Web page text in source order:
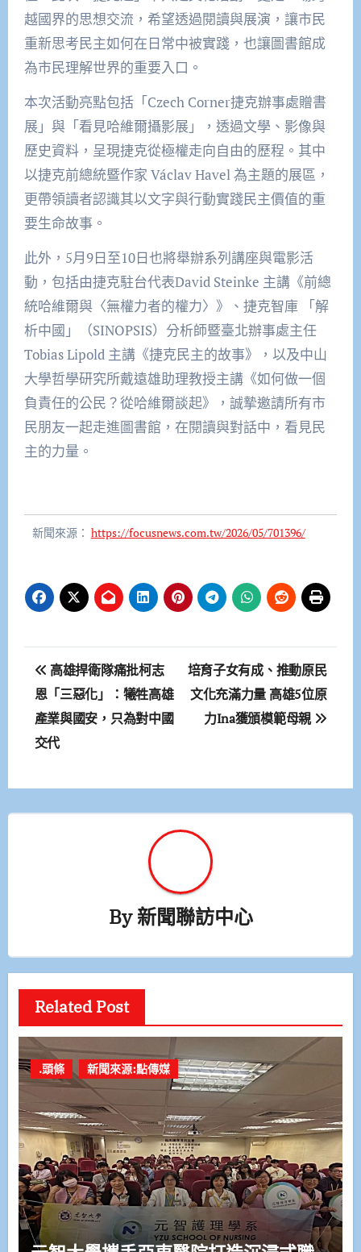
越國界的思想交流，希望透過閱讀與展演，讓市民
重新思考民主如何在日常中被實踐，也讓圖書館成
為市民理解世界的重要入口。
本次活動亮點包括「Czech Corner捷克辦事處贈書
展」與「看見哈維爾攝影展」，透過文學、影像與
歷史資料，呈現捷克從極權走向自由的歷程。其中
以捷克前總統暨作家 Václav Havel 為主題的展區，
更帶領讀者認識其以文字與行動實踐民主價值的重
要生命故事。
此外，5月9日至10日也將舉辦系列講座與電影活
動，包括由捷克駐台代表David Steinke 主講《前總
統哈維爾與〈無權力者的權力〉》、捷克智庫 「解
析中國」（SINOPSIS）分析師暨臺北辦事處主任
Tobias Lipold 主講《捷克民主的故事》，以及中山
大學哲學研究所戴遠雄助理教授主講《如何做一個
負責任的公民？從哈維爾談起》，誠摯邀請所有市
民朋友一起走進圖書館，在閱讀與對話中，看見民
主的力量。
新聞來源： https://focusnews.com.tw/2026/05/701396/
文
章
導
覽
高雄捍衛隊痛批柯志
恩「三惡化」：犧牲高雄
產業與國安，只為對中國
交代
培育子女有成、推動原民
文化充滿力量 高雄5位原
力Ina獲頒模範母親
By新聞聯訪中心
Related Post
.頭條 新聞來源:點傳媒